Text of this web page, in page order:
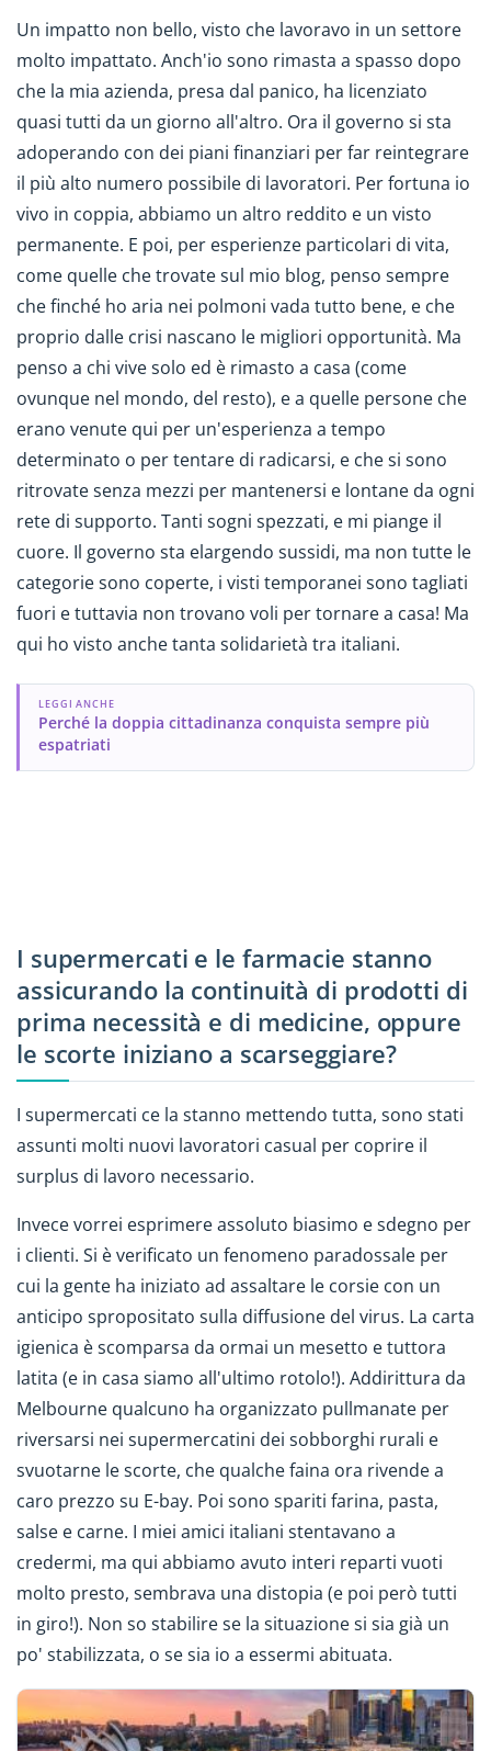
Un impatto non bello, visto che lavoravo in un settore
molto impattato. Anch'io sono rimasta a spasso dopo
che la mia azienda, presa dal panico, ha licenziato
quasi tutti da un giorno all'altro. Ora il governo si sta
adoperando con dei piani finanziari per far reintegrare
il più alto numero possibile di lavoratori. Per fortuna io
vivo in coppia, abbiamo un altro reddito e un visto
permanente. E poi, per esperienze particolari di vita,
come quelle che trovate sul mio blog, penso sempre
che finché ho aria nei polmoni vada tutto bene, e che
proprio dalle crisi nascano le migliori opportunità. Ma
penso a chi vive solo ed è rimasto a casa (come
ovunque nel mondo, del resto), e a quelle persone che
erano venute qui per un'esperienza a tempo
determinato o per tentare di radicarsi, e che si sono
ritrovate senza mezzi per mantenersi e lontane da ogni
rete di supporto. Tanti sogni spezzati, e mi piange il
cuore. Il governo sta elargendo sussidi, ma non tutte le
categorie sono coperte, i visti temporanei sono tagliati
fuori e tuttavia non trovano voli per tornare a casa! Ma
qui ho visto anche tanta solidarietà tra italiani.
LEGGI ANCHE
Perché la doppia cittadinanza conquista sempre più
espatriati
I supermercati e le farmacie stanno
assicurando la continuità di prodotti di
prima necessità e di medicine, oppure
le scorte iniziano a scarseggiare?
I supermercati ce la stanno mettendo tutta, sono stati
assunti molti nuovi lavoratori casual per coprire il
surplus di lavoro necessario.
Invece vorrei esprimere assoluto biasimo e sdegno per
i clienti. Si è verificato un fenomeno paradossale per
cui la gente ha iniziato ad assaltare le corsie con un
anticipo spropositato sulla diffusione del virus. La carta
igienica è scomparsa da ormai un mesetto e tuttora
latita (e in casa siamo all'ultimo rotolo!). Addirittura da
Melbourne qualcuno ha organizzato pullmanate per
riversarsi nei supermercatini dei sobborghi rurali e
svuotarne le scorte, che qualche faina ora rivende a
caro prezzo su E-bay. Poi sono spariti farina, pasta,
salse e carne. I miei amici italiani stentavano a
credermi, ma qui abbiamo avuto interi reparti vuoti
molto presto, sembrava una distopia (e poi però tutti
in giro!). Non so stabilire se la situazione si sia già un
po' stabilizzata, o se sia io a essermi abituata.